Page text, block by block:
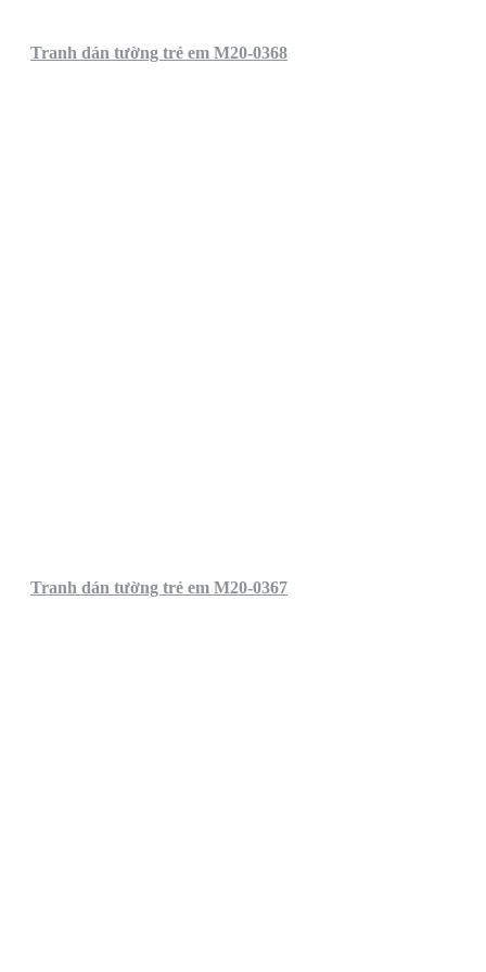
Tranh dán tường trẻ em M20-0368
Tranh dán tường trẻ em M20-0367